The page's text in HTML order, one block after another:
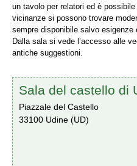
un tavolo per relatori ed è
vicinanze si possono trovare
sempre disponibile salvo esigenze
Dalla sala si vede l’accesso alle
antiche suggestioni.
Sala del castello di
Piazzale del Castello
33100 Udine (UD)